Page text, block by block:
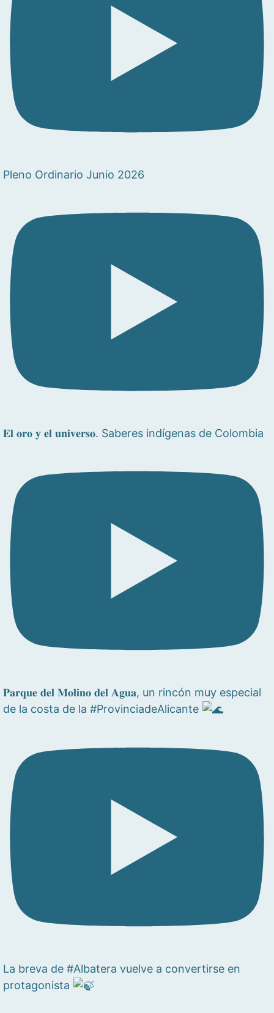
Pleno Ordinario Junio 2026
𝐄𝐥 𝐨𝐫𝐨 𝐲 𝐞𝐥 𝐮𝐧𝐢𝐯𝐞𝐫𝐬𝐨. Saberes indígenas de Colombia
𝐏𝐚𝐫𝐪𝐮𝐞 𝐝𝐞𝐥 𝐌𝐨𝐥𝐢𝐧𝐨 𝐝𝐞𝐥 𝐀𝐠𝐮𝐚, un rincón muy especial
de la costa de la #ProvinciadeAlicante
La breva de #Albatera vuelve a convertirse en
protagonista